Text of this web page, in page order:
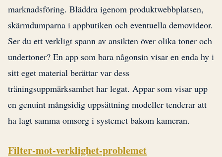
marknadsföring. Bläddra igenom produktwebbplatsen,
skärmdumparna i appbutiken och eventuella demovideor.
Ser du ett verkligt spann av ansikten över olika toner och
undertoner? En app som bara någonsin visar en enda hy i
sitt eget material berättar var dess
träningsuppmärksamhet har legat. Appar som visar upp
en genuint mångsidig uppsättning modeller tenderar att
ha lagt samma omsorg i systemet bakom kameran.
Filter-mot-verklighet-problemet